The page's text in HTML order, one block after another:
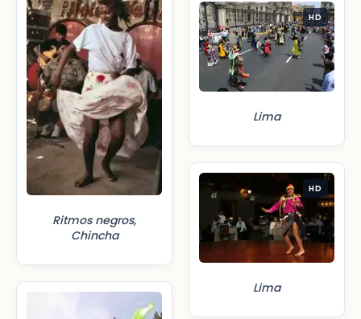
Ritmos negros,
Chincha
HD
Lima
HD
Lima